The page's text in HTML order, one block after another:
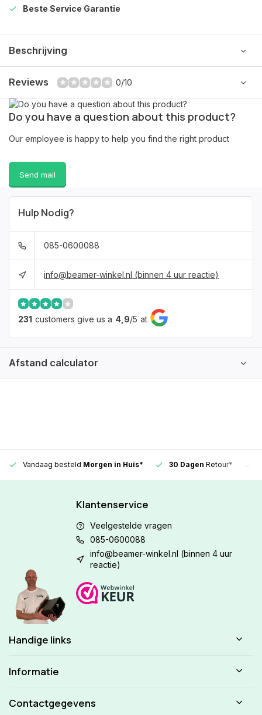
Beste Service Garantie
Beschrijving
Reviews 0/10
Do you have a question about this product?
Our employee is happy to help you find the right product
Send mail
Hulp Nodig?
085-0600088
info@beamer-winkel.nl (binnen 4 uur reactie)
231 customers give us a 4,9/5 at
Afstand calculator
Vandaag besteld Morgen in Huis* 30 Dagen Retour*
Klantenservice
Veelgestelde vragen
085-0600088
info@beamer-winkel.nl (binnen 4 uur
reactie)
Handige links
Informatie
Contactgegevens